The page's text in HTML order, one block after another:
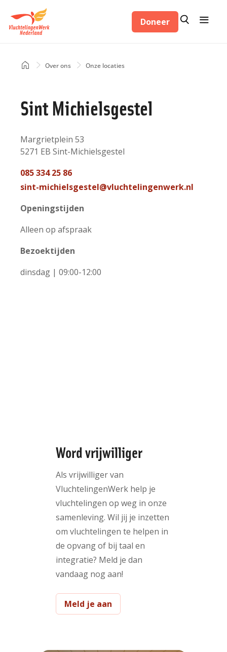
inhoud
Doneer Zoeken
Zoeken
HomeOver ons Onze locaties
Sint Michielsgestel
Margrietplein 53
5271 EB Sint-Michielsgestel
Telefoon
contact
085 334 25 86
Mail
sint-michielsgestel@vluchtelingenwerk.nl
Openingstijden
Alleen op afspraak
Bezoektijden
dinsdag | 09:00-12:00
+
−
Word vrijwilliger
Als vrijwilliger van
VluchtelingenWerk help je
vluchtelingen op weg in onze
samenleving. Wil jij je inzetten
om vluchtelingen te helpen in
de opvang of bij taal en
integratie? Meld je dan
vandaag nog aan!
Meld je aan